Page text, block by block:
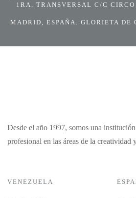
1RA. TRANSVERSAL C/C
MADRID, ESPAÑA. GLORIETA DE
Desde el año 1997, somos una
profesional en las áreas de la creatividad
VENEZUELA